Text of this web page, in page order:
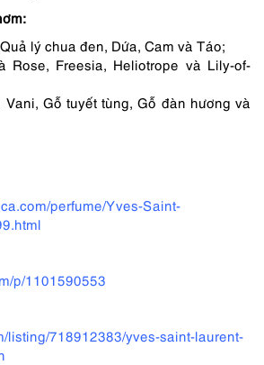
lý chua đen, Dứa, Cam và Táo;
Rose, Freesia, Heliotrope và Lily-of-
Vani, Gỗ tuyết tùng, Gỗ đàn hương và
perfume/Yves-Saint-
p/1101590553
listing/718912383/yves-saint-laurent-